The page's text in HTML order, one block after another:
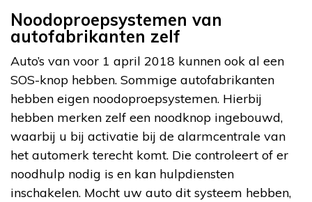
Noodoproepsystemen van
autofabrikanten zelf
Auto’s van voor 1 april 2018 kunnen ook al een
SOS-knop hebben. Sommige autofabrikanten
hebben eigen noodoproepsystemen. Hierbij
hebben merken zelf een noodknop ingebouwd,
waarbij u bij activatie bij de alarmcentrale van
het automerk terecht komt. Die controleert of er
noodhulp nodig is en kan hulpdiensten
inschakelen. Mocht uw auto dit systeem hebben,